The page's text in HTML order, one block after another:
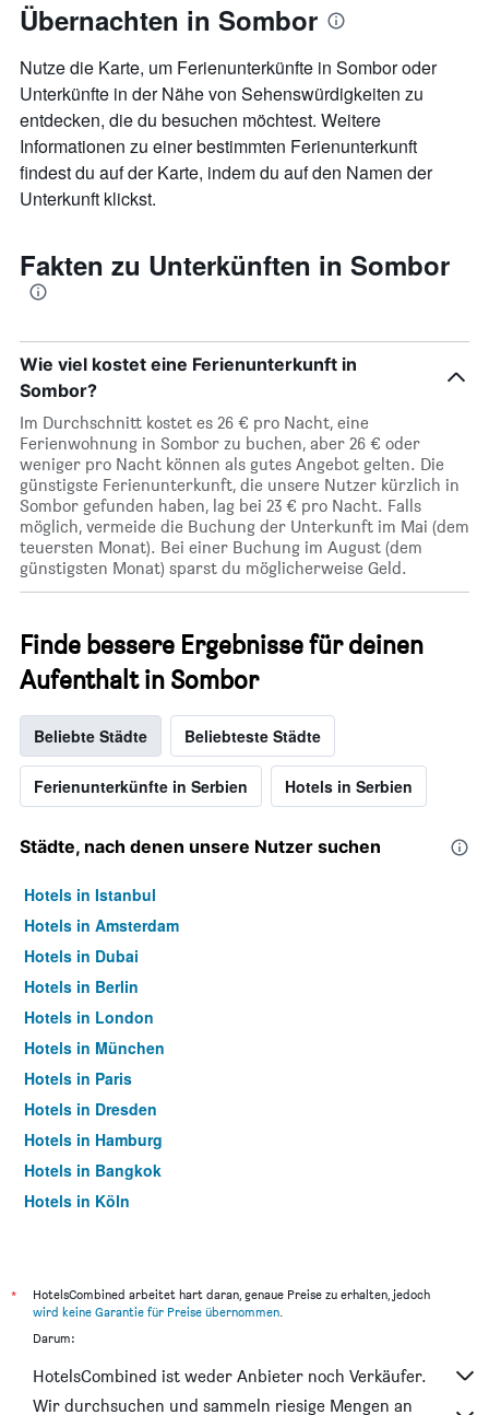
Übernachten in Sombor
Nutze die Karte, um Ferienunterkünfte in Sombor oder
Unterkünfte in der Nähe von Sehenswürdigkeiten zu
entdecken, die du besuchen möchtest. Weitere
Informationen zu einer bestimmten Ferienunterkunft
findest du auf der Karte, indem du auf den Namen der
Unterkunft klickst.
Fakten zu Unterkünften in Sombor
Wie viel kostet eine Ferienunterkunft in
Sombor?
Im Durchschnitt kostet es 26 € pro Nacht, eine
Ferienwohnung in Sombor zu buchen, aber 26 € oder
weniger pro Nacht können als gutes Angebot gelten. Die
günstigste Ferienunterkunft, die unsere Nutzer kürzlich in
Sombor gefunden haben, lag bei 23 € pro Nacht. Falls
möglich, vermeide die Buchung der Unterkunft im Mai (dem
teuersten Monat). Bei einer Buchung im August (dem
günstigsten Monat) sparst du möglicherweise Geld.
Finde bessere Ergebnisse für deinen
Aufenthalt in Sombor
Beliebte Städte Beliebteste Städte
Ferienunterkünfte in Serbien Hotels in Serbien
Städte, nach denen unsere Nutzer suchen
Hotels in Istanbul
Hotels in Amsterdam
Hotels in Dubai
Hotels in Berlin
Hotels in London
Hotels in München
Hotels in Paris
Hotels in Dresden
Hotels in Hamburg
Hotels in Bangkok
Hotels in Köln
*
HotelsCombined arbeitet hart daran, genaue Preise zu erhalten, jedoch
wird keine Garantie für Preise übernommen.
Darum:
HotelsCombined ist weder Anbieter noch Verkäufer.
Wir durchsuchen und sammeln riesige Mengen an